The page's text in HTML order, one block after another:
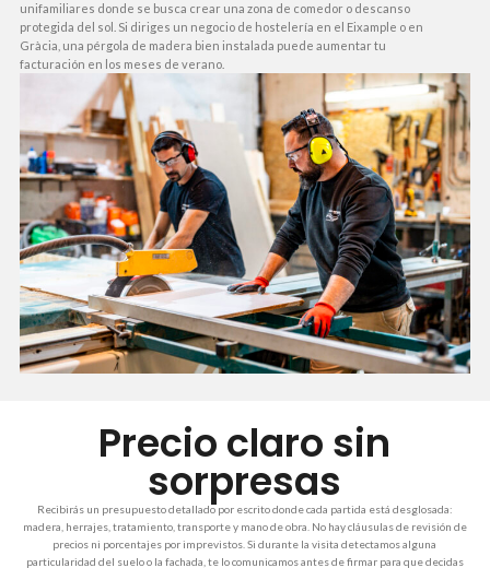
unifamiliares donde se busca crear una zona de comedor o descanso
protegida del sol. Si diriges un negocio de hostelería en el Eixample o en
Gràcia, una pérgola de madera bien instalada puede aumentar tu
facturación en los meses de verano.
Precio claro sin
sorpresas
Recibirás un presupuesto detallado por escrito donde cada partida está desglosada:
madera, herrajes, tratamiento, transporte y mano de obra. No hay cláusulas de revisión de
precios ni porcentajes por imprevistos. Si durante la visita detectamos alguna
particularidad del suelo o la fachada, te lo comunicamos antes de firmar para que decidas